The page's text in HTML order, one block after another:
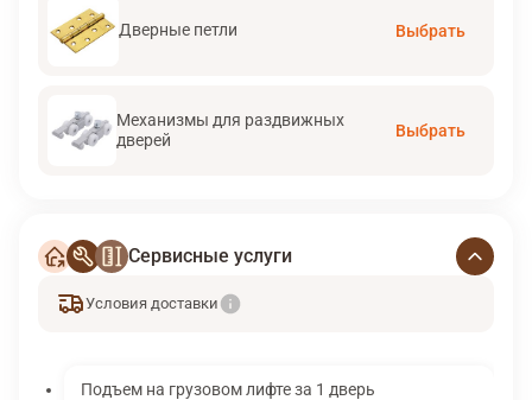
Дверные петли Выбрать
Механизмы для раздвижных
дверей
Выбрать
Сервисные услуги
Условия доставки
Подъем на грузовом лифте за 1 дверь